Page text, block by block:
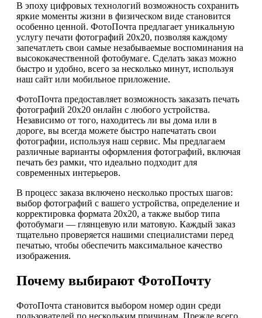
В эпоху цифровых технологий возможность сохранить
яркие моменты жизни в физическом виде становится
особенно ценной. ФотоПочта предлагает уникальную
услугу печати фотографий 20х20, позволяя каждому
запечатлеть свои самые незабываемые воспоминания на
высококачественной фотобумаге. Сделать заказ можно
быстро и удобно, всего за несколько минут, используя
наш сайт или мобильное приложение.
ФотоПочта предоставляет возможность заказать печать
фотографий 20х20 онлайн с любого устройства.
Независимо от того, находитесь ли вы дома или в
дороге, вы всегда можете быстро напечатать свои
фотографии, используя наш сервис. Мы предлагаем
различные варианты оформления фотографий, включая
печать без рамки, что идеально подходит для
современных интерьеров.
В процесс заказа включено несколько простых шагов:
выбор фотографий с вашего устройства, определение и
корректировка формата 20х20, а также выбор типа
фотобумаги — глянцевую или матовую. Каждый заказ
тщательно проверяется нашими специалистами перед
печатью, чтобы обеспечить максимальное качество
изображения.
Почему выбирают ФотоПочту
ФотоПочта становится выбором номер один среди